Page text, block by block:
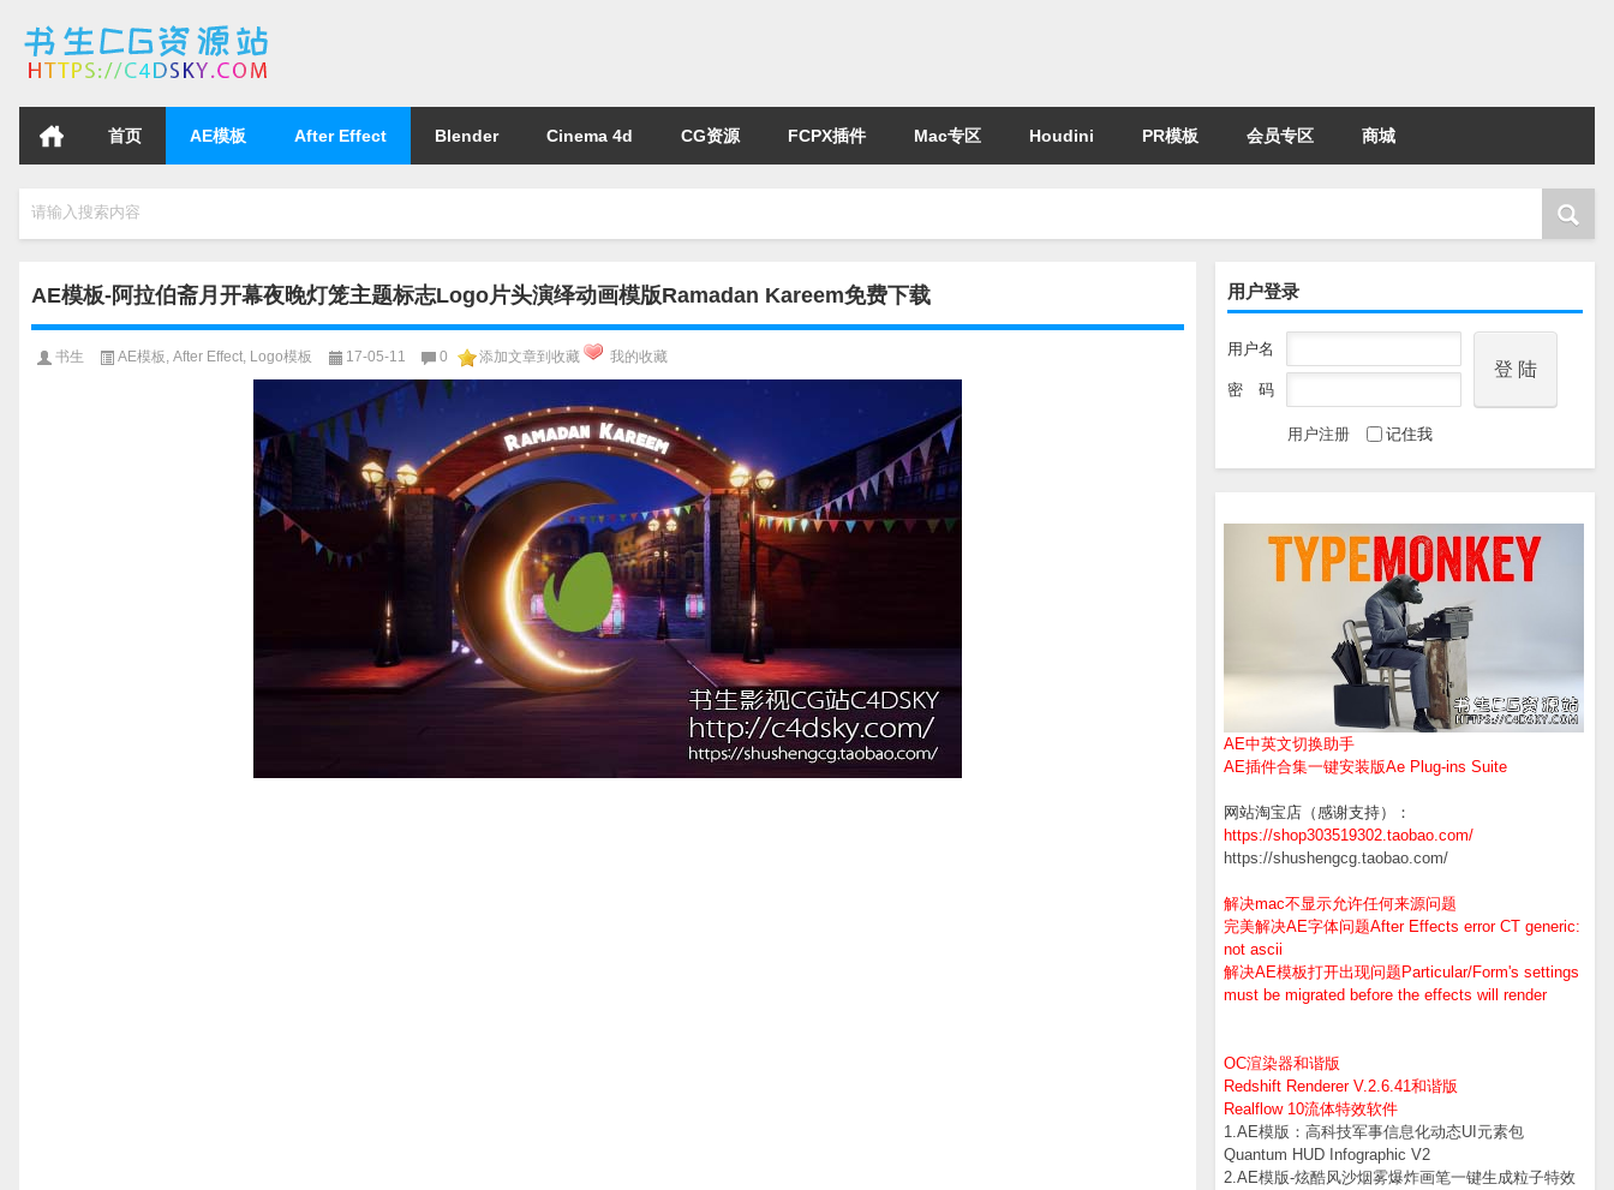
首页 AE模板 After Effect Blender Cinema 4d CG资源 FCPX插件 Mac专区 Houdini PR模板 会员专区 商城
请输入搜索内容
用户登录
用户名
密 码
用户注册 记住我
AE中英文切换助手
AE插件合集一键安装版Ae Plug-ins Suite
网站淘宝店（感谢支持）：
https://shop303519302.taobao.com/
https://shushengcg.taobao.com/
解决mac不显示允许任何来源问题
完美解决AE字体问题After Effects error CT generic:
not ascii
解决AE模板打开出现问题Particular/Form's settings
must be migrated before the effects will render
OC渲染器和谐版
Redshift Renderer V.2.6.41和谐版
Realflow 10流体特效软件
1.AE模版：高科技军事信息化动态UI元素包
Quantum HUD Infographic V2
2.AE模版-炫酷风沙烟雾爆炸画笔一键生成粒子特效
AE模板-阿拉伯斋月开幕夜晚灯笼主题标志Logo片头演绎动画模版Ramadan Kareem免费下载
书生 AE模板 , After Effect, Logo模板 17-05-11 0 添加文章到收藏 我的收藏